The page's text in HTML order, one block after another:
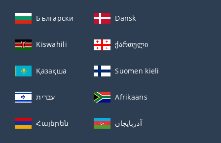
Български Dansk
Kiswahili ქართული
Қазақша Suomen kieli
עברית Afrikaans
Հայերեն آذربايجان